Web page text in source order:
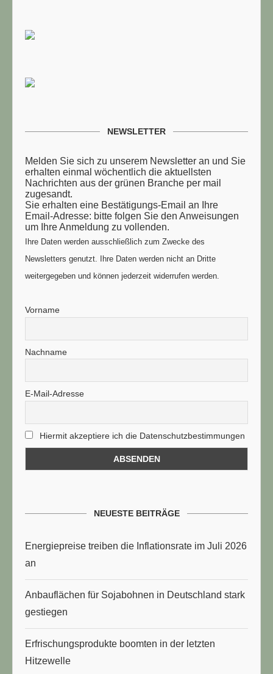
NEWSLETTER
Melden Sie sich zu unserem Newsletter an und Sie
erhalten einmal wöchentlich die aktuellsten
Nachrichten aus der grünen Branche per mail
zugesandt.
Sie erhalten eine Bestätigungs-Email an Ihre
Email-Adresse: bitte folgen Sie den Anweisungen
um Ihre Anmeldung zu vollenden.
Ihre Daten werden ausschließlich zum Zwecke des
Newsletters genutzt. Ihre Daten werden nicht an Dritte
weitergegeben und können jederzeit widerrufen werden.
Vorname
Nachname
E-Mail-Adresse
Hiermit akzeptiere ich die Datenschutzbestimmungen
NEUESTE BEITRÄGE
Energiepreise treiben die Inflationsrate im Juli 2026
an
Anbauflächen für Sojabohnen in Deutschland stark
gestiegen
Erfrischungsprodukte boomten in der letzten
Hitzewelle